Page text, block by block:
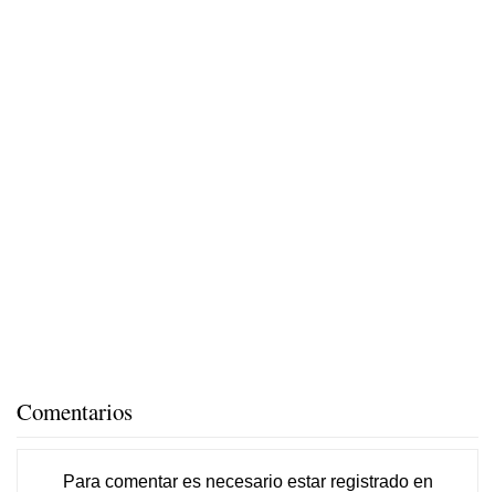
Comentarios
Para comentar es necesario estar registradoen